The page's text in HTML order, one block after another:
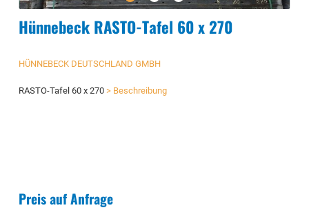
Hünnebeck RASTO-Tafel 60 x 270
HÜNNEBECK DEUTSCHLAND GMBH
RASTO-Tafel 60 x 270 > Beschreibung
Preis auf Anfrage